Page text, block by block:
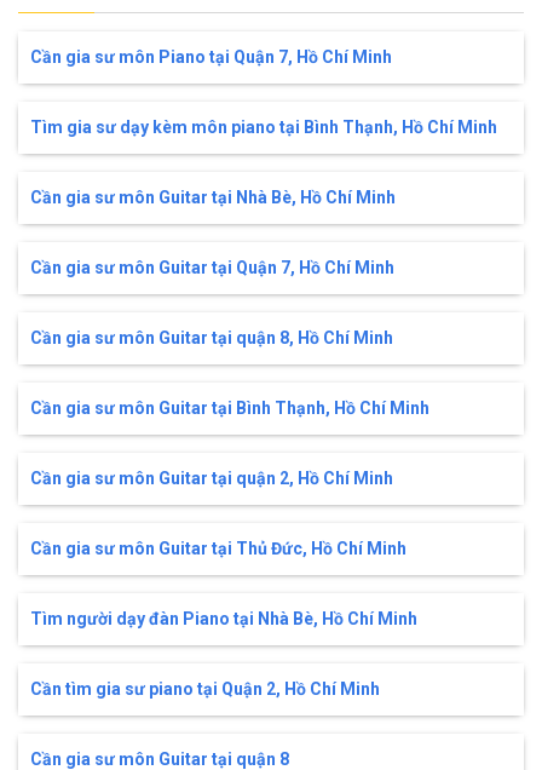
Cần gia sư môn Piano tại Quận 7, Hồ Chí Minh
Tìm gia sư dạy kèm môn piano tại Bình Thạnh, Hồ Chí Minh
Cần gia sư môn Guitar tại Nhà Bè, Hồ Chí Minh
Cần gia sư môn Guitar tại Quận 7, Hồ Chí Minh
Cần gia sư môn Guitar tại quận 8, Hồ Chí Minh
Cần gia sư môn Guitar tại Bình Thạnh, Hồ Chí Minh
Cần gia sư môn Guitar tại quận 2, Hồ Chí Minh
Cần gia sư môn Guitar tại Thủ Đức, Hồ Chí Minh
Tìm người dạy đàn Piano tại Nhà Bè, Hồ Chí Minh
Cần tìm gia sư piano tại Quận 2, Hồ Chí Minh
Cần gia sư môn Guitar tại quận 8